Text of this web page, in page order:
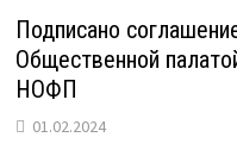
Подписано
Общественной
НОФП
01.02.2024